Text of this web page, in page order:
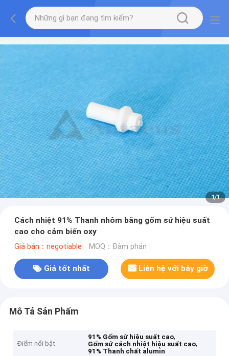
1/1
Cách nhiệt 91% Thanh nhôm bằng gốm sứ hiệu suất
cao cho cảm biến oxy
Giá bán：negotiable MOQ：Đàm phán
Giá tốt nhất Liên hệ với bây giờ
Mô Tả Sản Phẩm
Điểm nổi bật
91% Gốm sứ hiệu suất cao,
Gốm sứ cách nhiệt hiệu suất cao,
91% Thanh chất alumin